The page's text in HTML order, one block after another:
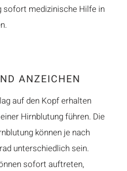
sofort medizinische Hilfe in
ANZEICHEN
auf den Kopf erhalten
Hirnblutung führen. Die
können je nach
unterschiedlich sein.
sofort auftreten,